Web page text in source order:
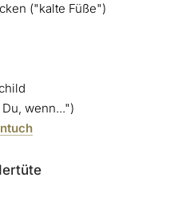
("kalte Füße")
wenn...")